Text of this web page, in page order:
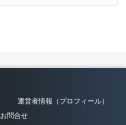
運営者情報（プロフィール）
お問合せ